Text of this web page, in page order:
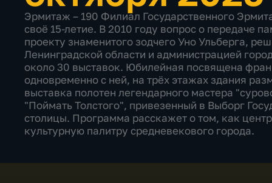
Эрмитаж – 190 Филиал Государственного
своё 15-летие. В 2010 году вопрос о передаче
проекту знаменитого зодчего Уно Ульберга,
Ленинградской области и администрацией
около 30 выставок. Юбилейная посвящена
одновременно с ней, на трёх этажах здания
выставка полотен легендарного мастера
"Поймать Толстого", привезенный в Выборг
столицы. Программа расскажет о том, как
культурную палитру средневекового города.